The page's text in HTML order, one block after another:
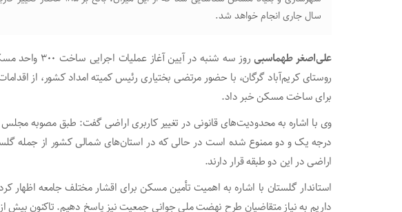
سال جاری انجام خواهد شد.
علی‌اصغر طهماسبی
روز سه شنبه در
روستای کریم‌آباد گرگان، با حضور مرتضی بختیاری رئیس کمیته امداد کشور، از
برای ساخت مسکن خبر داد.
وی با اشاره به محدودیت‌های قانونی در تغییر کاربری اراضی گفت: طبق مصوبه مجلس
درجه یک و دو ممنوع شده است در حالی که در استان‌های شمالی کشور از جمله
اراضی در این دو طبقه قرار دارند.
استاندار گلستان با اشاره به اهمیت تأمین مسکن برای اقشار مختلف جامعه اظهار